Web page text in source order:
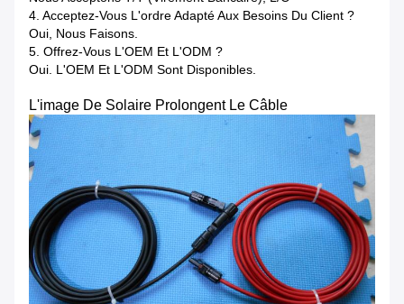
4. Acceptez-Vous L'ordre Adapté Aux Besoins Du Client ?
Oui, Nous Faisons.
5. Offrez-Vous L'OEM Et L'ODM ?
Oui. L'OEM Et L'ODM Sont Disponibles.
L'image De Solaire Prolongent Le Câble